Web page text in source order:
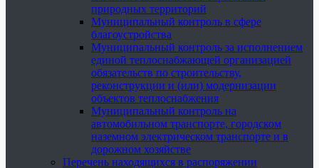
природных территорий
Муниципальный контроль в сфере
благоустройства
Муниципальный контроль за исполнением
единой теплоснабжающей организацией
обязательств по строительству,
реконструкции и (или) модернизации
объектов теплоснабжения
Муниципальный контроль на
автомобильном транспорте, городском
наземном электрическом транспорте и в
дорожном хозяйстве
Перечень находящихся в распоряжении